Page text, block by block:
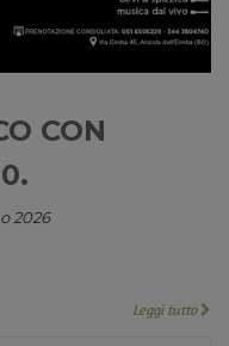
CON
2026
Leggi tutto